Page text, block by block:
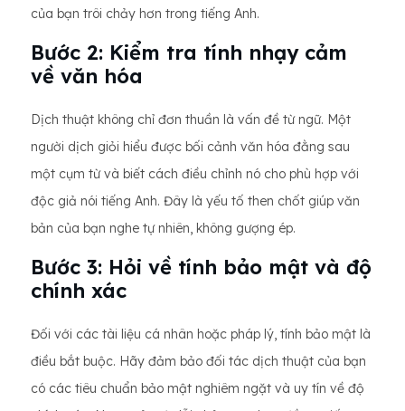
của bạn trôi chảy hơn trong tiếng Anh.
Bước 2: Kiểm tra tính nhạy cảm
về văn hóa
Dịch thuật không chỉ đơn thuần là vấn đề từ ngữ. Một
người dịch giỏi hiểu được bối cảnh văn hóa đằng sau
một cụm từ và biết cách điều chỉnh nó cho phù hợp với
độc giả nói tiếng Anh. Đây là yếu tố then chốt giúp văn
bản của bạn nghe tự nhiên, không gượng ép.
Bước 3: Hỏi về tính bảo mật và độ
chính xác
Đối với các tài liệu cá nhân hoặc pháp lý, tính bảo mật là
điều bắt buộc. Hãy đảm bảo đối tác dịch thuật của bạn
có các tiêu chuẩn bảo mật nghiêm ngặt và uy tín về độ